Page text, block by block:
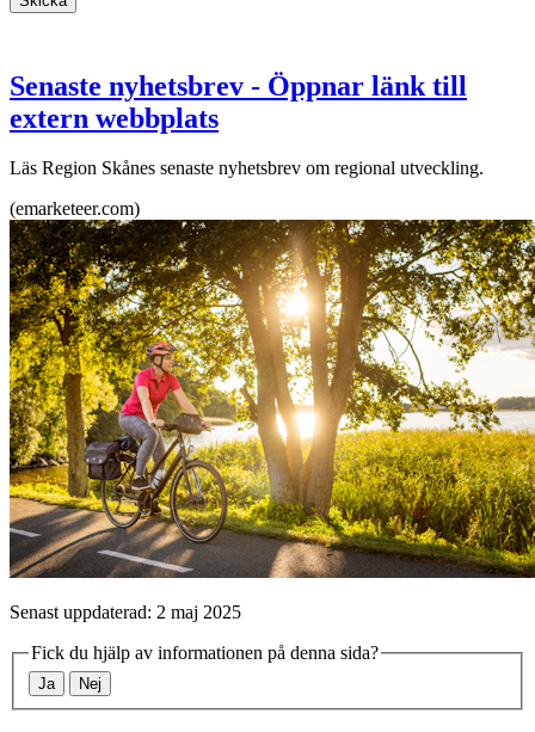
Senaste nyhetsbrev - Öppnar länk till
extern webbplats
Läs Region Skånes senaste nyhetsbrev om regional utveckling.
(emarketeer.com)
Senast uppdaterad: 2 maj 2025
Fick du hjälp av informationen på denna sida?
Ja Nej